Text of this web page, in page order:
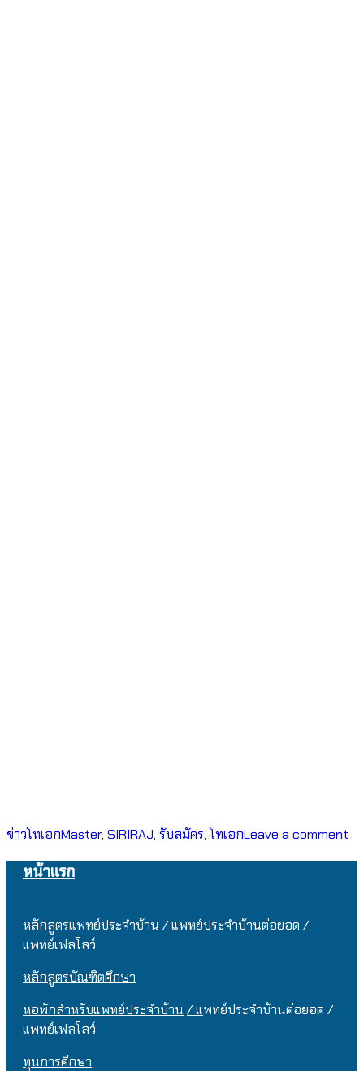
ข่าวโทเอกMaster, SIRIRAJ, รับสมัคร,โทเอกLeave a comment
หน้าแรก
หลักสูตรแพทย์ประจำบ้าน / แพทย์ประจำบ้านต่อยอด /
แพทย์เฟลโลว์
หลักสูตรบัณฑิตศึกษา
หอพักสำหรับแพทย์ประจำบ้าน / แพทย์ประจำบ้านต่อยอด /
แพทย์เฟลโลว์
ทุนการศึกษา